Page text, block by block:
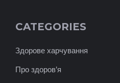
CATEGORIES
Здорове харчування
Про здоров'я